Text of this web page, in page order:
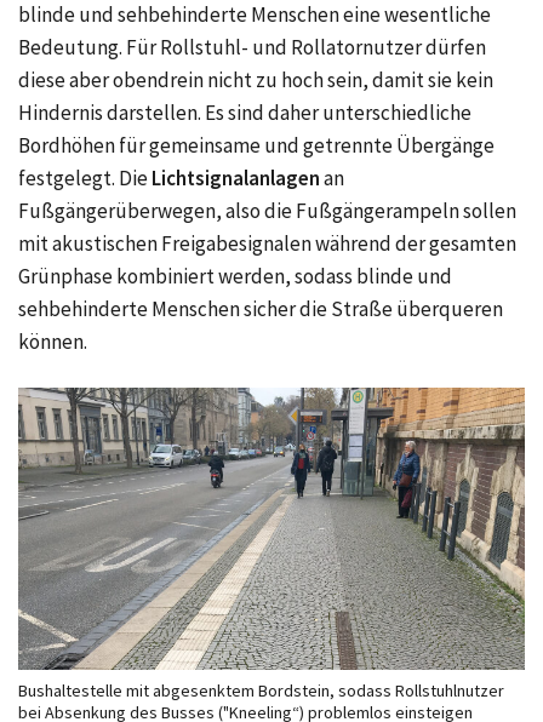
blinde und sehbehinderte Menschen eine wesentliche
Bedeutung. Für Rollstuhl- und Rollatornutzer dürfen
diese aber obendrein nicht zu hoch sein, damit sie kein
Hindernis darstellen. Es sind daher unterschiedliche
Bordhöhen für gemeinsame und getrennte Übergänge
festgelegt. DieLichtsignalanlagenan
Fußgängerüberwegen, also die Fußgängerampeln sollen
mit akustischen Freigabesignalen während der gesamten
Grünphase kombiniert werden, sodass blinde und
sehbehinderte Menschen sicher die Straße überqueren
können.
Bushaltestelle mit abgesenktem Bordstein, sodass Rollstuhlnutzer
bei Absenkung des Busses ("Kneeling“) problemlos einsteigen